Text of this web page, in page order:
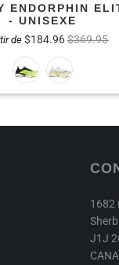
ENDORPHIN
- UNISEXE
de $184.96$369.95
1682
J1J